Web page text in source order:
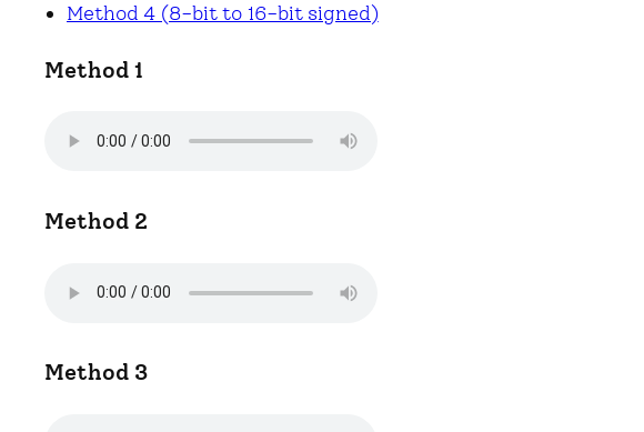
Method 4 (8-bit to 16-bit signed)
Method 1
Method 2
Method 3